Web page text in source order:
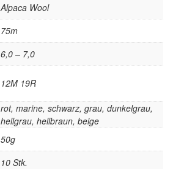
Alpaca Wool
75m
6,0 – 7,0
12M 19R
rot, marine, schwarz, grau, dunkelgrau,
hellgrau, hellbraun, beige
50g
10 Stk.